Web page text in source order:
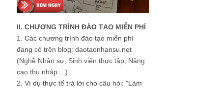
II. CHƯƠNG TRÌNH ĐÀO TẠO MIỄN PHÍ
1. Các chương trình đào tạo miễn phí
đang có trên blog: daotaonhansu.net
(Nghề Nhân sự, Sinh viên thực tập, Nâng
cao thu nhập ...)
2. Ví dụ thực tế trả lời cho câu hỏi: "Làm